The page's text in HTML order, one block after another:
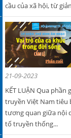
cầu của xã hội, từ
21-09-2023
KẾT LUẬN Qua
truyền Việt Nam tiêu
tương quan giữa nội
tố truyền thống...